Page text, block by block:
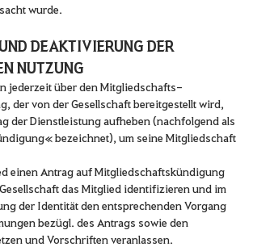
wurde.
DEAKTIVIERUNG DER
NUTZUNG
jederzeit über den Mitgliedschafts-
der von der Gesellschaft bereitgestellt wird,
der Dienstleistung aufheben (nachfolgend als
bezeichnet), um seine Mitgliedschaft
einen Antrag auf Mitgliedschaftskündigung
das Mitglied identifizieren und im
der Identität den entsprechenden Vorgang
bezügl. des Antrags sowie den
und Vorschriften veranlassen.